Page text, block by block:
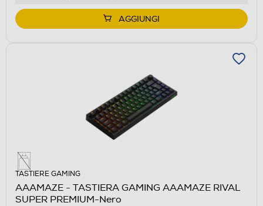
AGGIUNGI
TASTIERE GAMING
AAAMAZE - TASTIERA GAMING AAAMAZE RIVAL
SUPER PREMIUM-Nero